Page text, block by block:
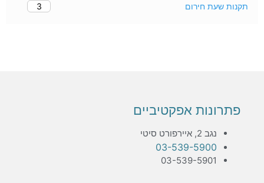
תקנות שעת חירום
3
פתרונות אפקטיביים
נגב 2, איירפורט סיטי
03-539-5900
03-539-5901